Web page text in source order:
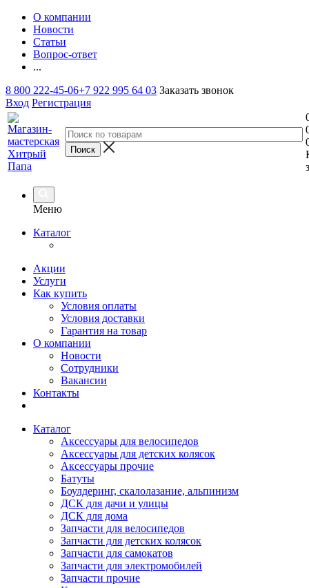
О компании
Новости
Статьи
Вопрос-ответ
...
8 800 222-45-06+7 922 995 64 03 Заказать звонок
Вход Регистрация
Меню
Каталог
Акции
Услуги
Как купить
Условия оплаты
Условия доставки
Гарантия на товар
О компании
Новости
Сотрудники
Вакансии
Контакты
Каталог
Аксессуары для велосипедов
Аксессуары для детских колясок
Аксессуары прочие
Батуты
Боулдеринг, скалолазание, альпинизм
ДСК для дачи и улицы
ДСК для дома
Запчасти для велосипедов
Запчасти для детских колясок
Запчасти для самокатов
Запчасти для электромобилей
Запчасти прочие